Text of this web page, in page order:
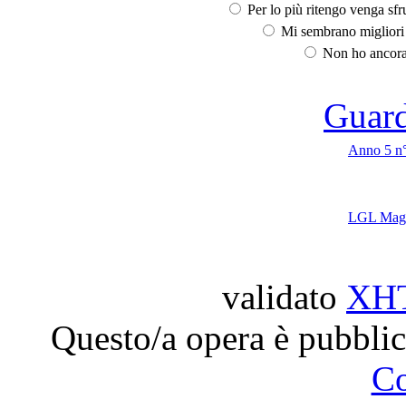
Per lo più ritengo venga
Mi sembrano
Non ho
Anno 5
LGL
validato
Questo/a opera è